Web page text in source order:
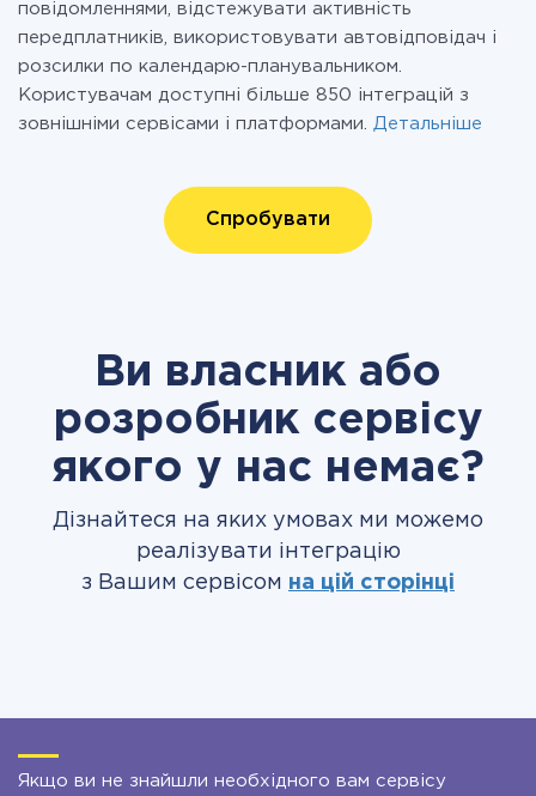
повідомленнями, відстежувати активність
передплатників, використовувати автовідповідач і
розсилки по календарю-планувальником.
Користувачам доступні більше 850 інтеграцій з
зовнішніми сервісами і платформами. Детальніше
Спробувати
Ви власник або
розробник сервісу
якого у нас немає?
Дізнайтеся на яких умовах ми можемо
реалізувати інтеграцію
з Вашим сервісом на цій сторінці
Якщо ви не знайшли необхідного вам сервісу